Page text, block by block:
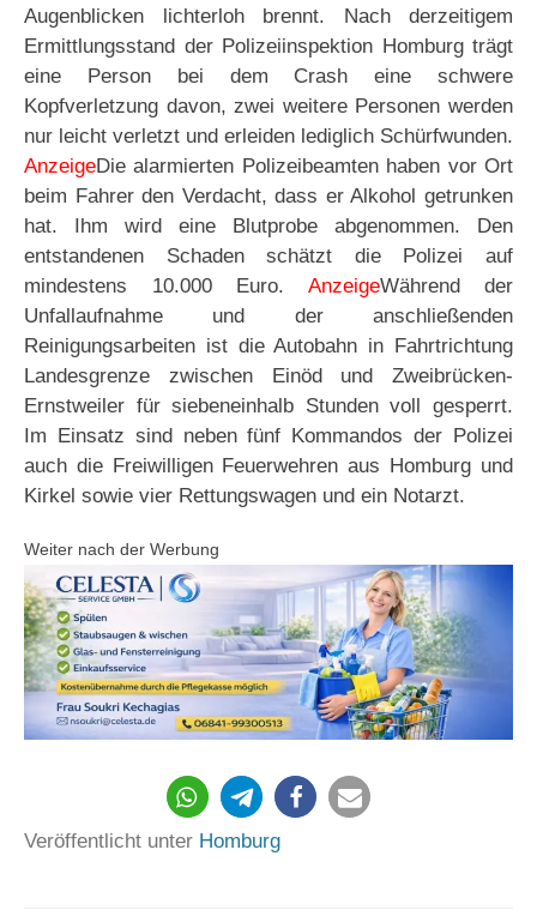
Augenblicken lichterloh brennt. Nach derzeitigem
Ermittlungsstand der Polizeiinspektion Homburg trägt
eine Person bei dem Crash eine schwere
Kopfverletzung davon, zwei weitere Personen werden
nur leicht verletzt und erleiden lediglich Schürfwunden.
AnzeigeDie alarmierten Polizeibeamten haben vor Ort
beim Fahrer den Verdacht, dass er Alkohol getrunken
hat. Ihm wird eine Blutprobe abgenommen. Den
entstandenen Schaden schätzt die Polizei auf
mindestens 10.000 Euro. AnzeigeWährend der
Unfallaufnahme und der anschließenden
Reinigungsarbeiten ist die Autobahn in Fahrtrichtung
Landesgrenze zwischen Einöd und Zweibrücken-
Ernstweiler für siebeneinhalb Stunden voll gesperrt.
Im Einsatz sind neben fünf Kommandos der Polizei
auch die Freiwilligen Feuerwehren aus Homburg und
Kirkel sowie vier Rettungswagen und ein Notarzt.
Weiter nach der Werbung
193
Veröffentlicht unter Homburg